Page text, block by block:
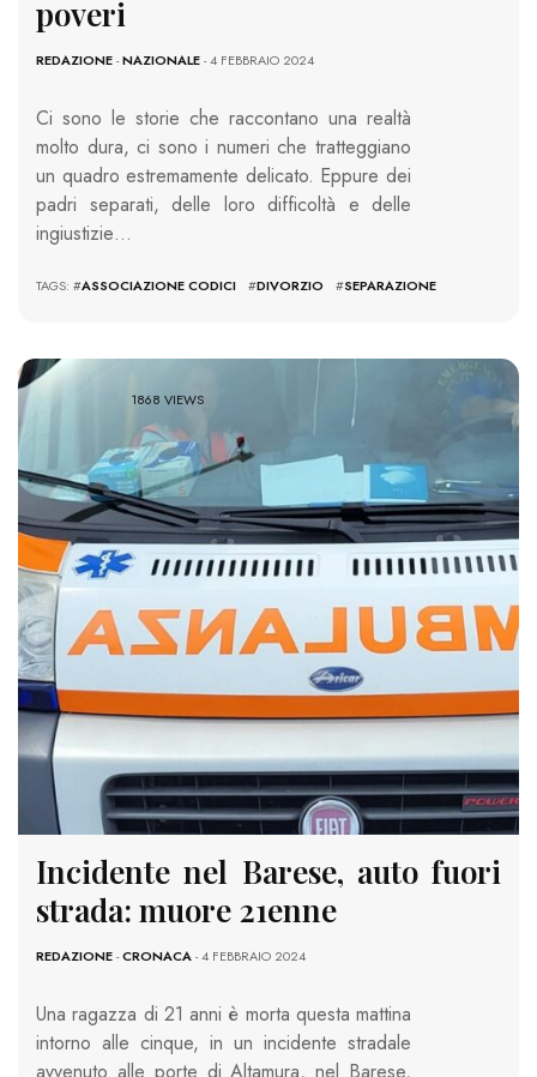
poveri
REDAZIONE-NAZIONALE- 4 FEBBRAIO 2024
Ci sono le storie che raccontano una realtà
molto dura, ci sono i numeri che tratteggiano
un quadro estremamente delicato. Eppure dei
padri separati, delle loro difficoltà e delle
ingiustizie…
TAGS: #ASSOCIAZIONE CODICI #DIVORZIO #SEPARAZIONE
1868 VIEWS
Incidente nel Barese, auto fuori
strada: muore 21enne
REDAZIONE-CRONACA- 4 FEBBRAIO 2024
Una ragazza di 21 anni è morta questa mattina
intorno alle cinque, in un incidente stradale